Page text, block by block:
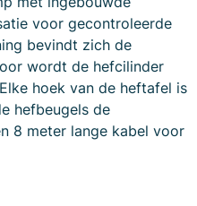
voor gecontroleerde
bevindt zich de
wordt de hefcilinder
hoek van de heftafel is
hefbeugels de
8 meter lange kabel voor